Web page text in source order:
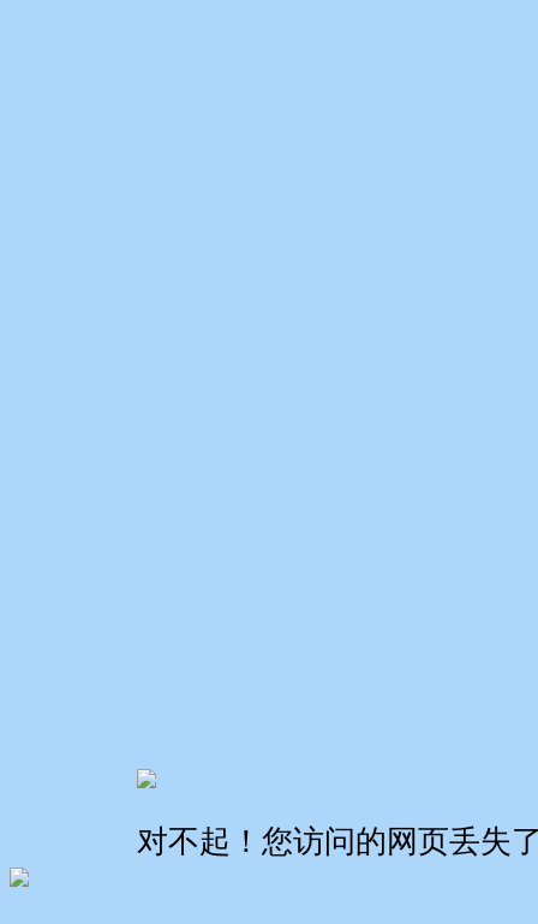
对不起！您访问的网页丢失